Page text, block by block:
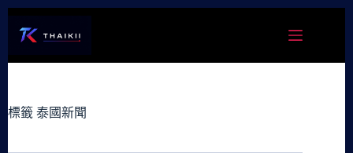
容
標籤 泰國新聞